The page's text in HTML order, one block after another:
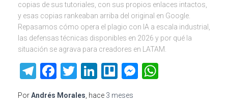
copias de sus tutoriales, con sus propios enlaces intactos,
y esas copias rankeaban arriba del original en Google.
Repasamos cómo opera el plagio con IA a escala industrial,
las defensas técnicas disponibles en 2026 y por qué la
situación se agrava para creadores en LATAM.
Telegram
Facebook
Twitter
LinkedIn
TrelloMessenger
PorAndrés Morales , hace 3 meses